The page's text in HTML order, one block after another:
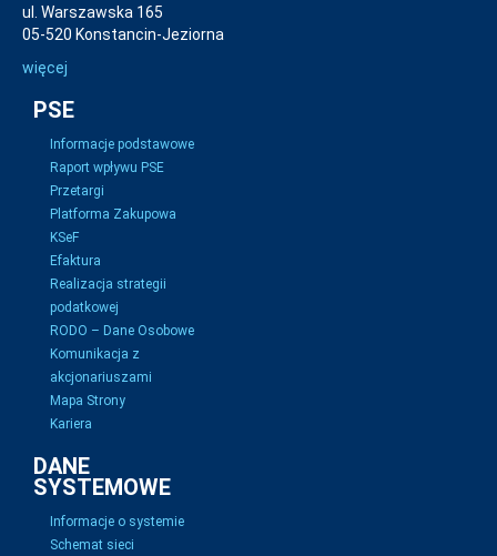
ul. Warszawska 165
05-520 Konstancin-Jeziorna
więcej
PSE
Informacje podstawowe
Raport wpływu PSE
Przetargi
Platforma Zakupowa
KSeF
Efaktura
Realizacja strategii
podatkowej
RODO – Dane Osobowe
Komunikacja z
akcjonariuszami
Mapa Strony
Kariera
DANE
SYSTEMOWE
Informacje o systemie
Schemat sieci